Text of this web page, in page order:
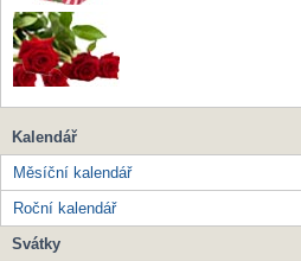
Kalendář
Měsíční kalendář
Roční kalendář
Svátky